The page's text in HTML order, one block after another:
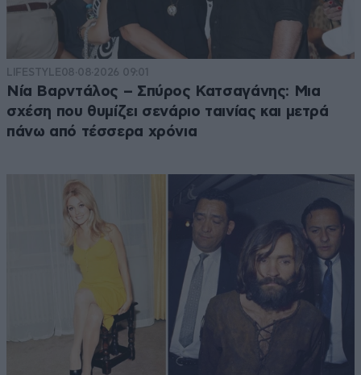
LIFESTYLE08·08·2026 09:01
Νία Βαρντάλος – Σπύρος Κατσαγάνης: Μια
σχέση που θυμίζει σενάριο ταινίας και μετρά
πάνω από τέσσερα χρόνια